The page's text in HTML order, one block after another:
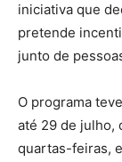
iniciativa que
pretende
junto de
O programa
até 29 de julho,
quartas-feiras,